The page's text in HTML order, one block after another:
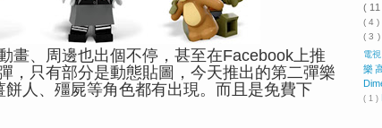
畫、周邊也出個不停，甚至在Facebook上推
，只有部分是動態貼圖，今天推出的第二彈樂
人、殭屍等角色都有出現。而且是免費下
(
( 4 )
( 3 )
電
樂
( 1 )